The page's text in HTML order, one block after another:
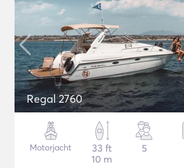
Regal 2760
Motorjacht
33 ft
10 m
5